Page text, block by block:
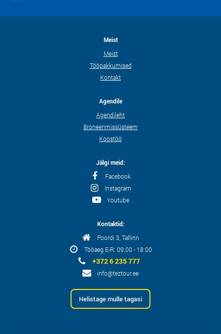
Meist
Meist
Tööpakkumised
Kontakt
Agendile
Agendileht
Broneerimissüsteem
Koostöö
Jälgi meid:
Facebook
Instagram
Youtube
Kontaktid:
Poordi 3, Tallinn
Tööaeg E-R: 09:00 - 18:00
+372 6 235 777
info@teztour.ee
Helistage mulle tagasi